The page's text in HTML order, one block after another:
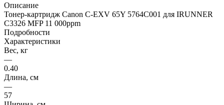
Описание
Тонер-картридж Canon C-EXV 65Y 5764C001 для IRUNNER
C3326 MFP 11 000ppm
Подробности
Характеристики
Вес, кг
—
0.40
Длина, см
—
57